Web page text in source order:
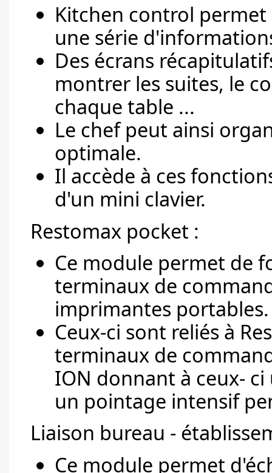
Kitchen control
une série
Des écrans
montrer les suites, le
chaque table ...
Le chef peut ainsi
optimale.
Il accède à ces
d'un mini clavier.
Restomax pocket :
Ce module permet de
terminaux de
imprimantes portables.
Ceux-ci sont reliés à
terminaux de
ION donnant à ceux-
un pointage intensif
Liaison bureau -
Ce module permet